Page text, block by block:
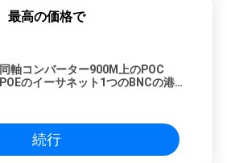
最高の価格で
同軸コンバーター900M上のPOC
POEのイーサネット1つのBNCの港1
続行